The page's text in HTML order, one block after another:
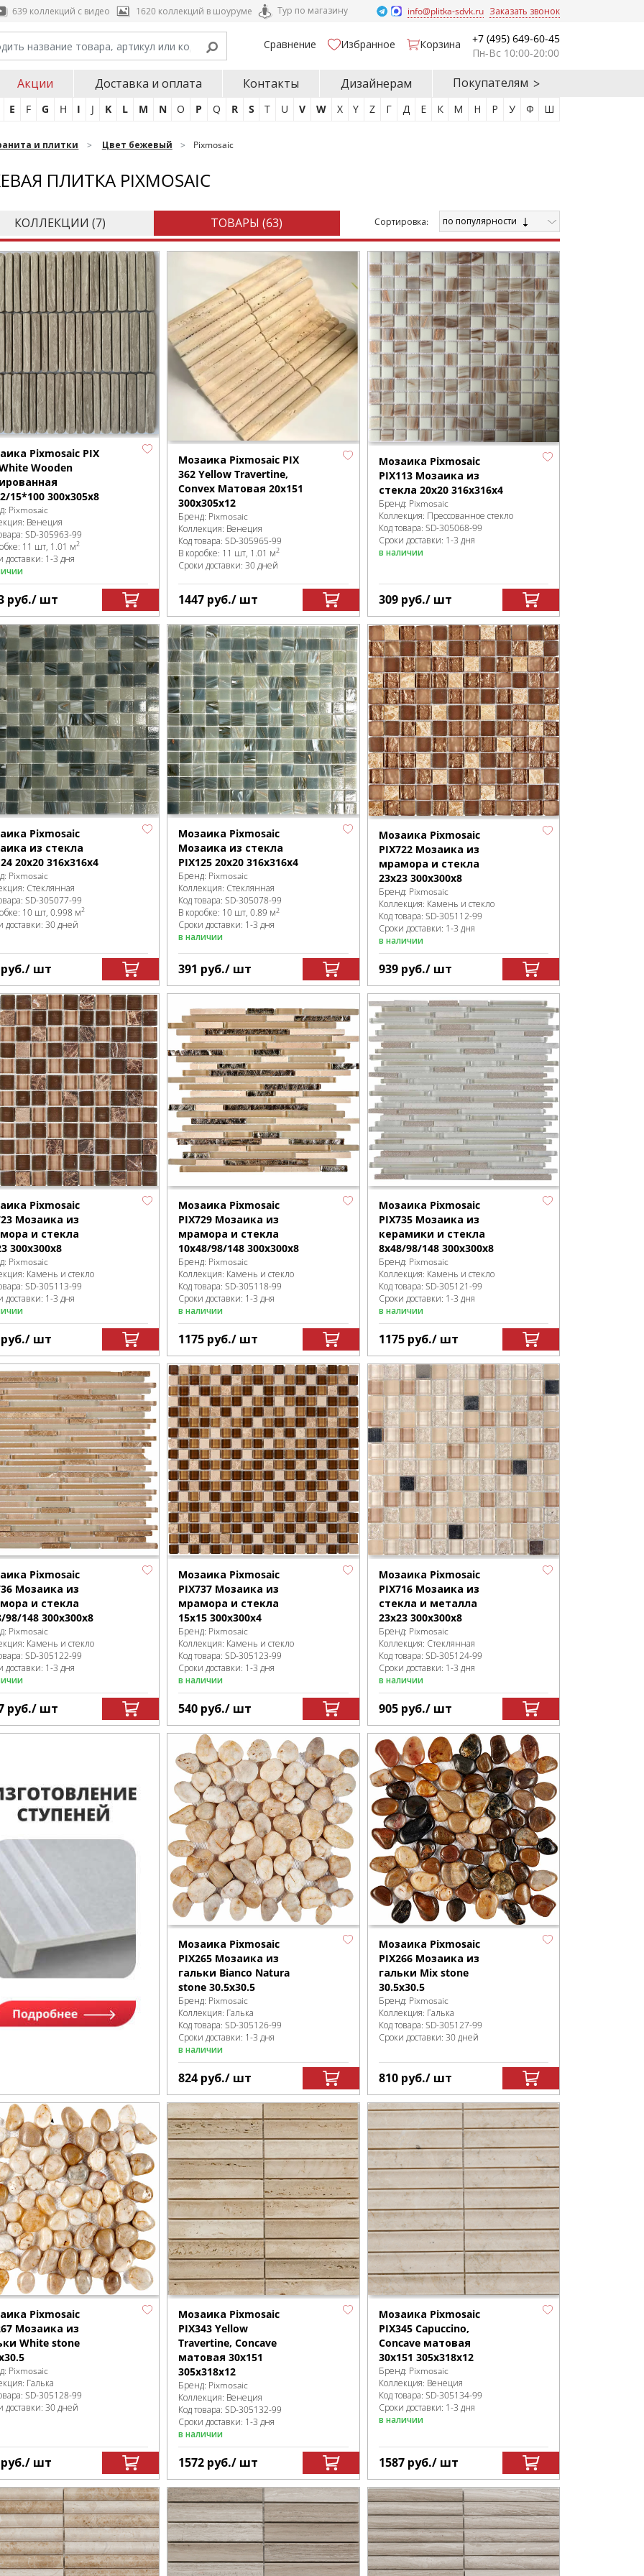
639 коллекций с видео 1620 коллекций в шоуруме Тур по магазину info@plitka-sdvk.ru Заказать звонок
Сравнение Избранное Корзина
+7 (495) 649-60-45
Пн-Вс 10:00-20:00
Акции Доставка и оплата Контакты Дизайнерам Покупателям
E F G H I J K L M N O P Q R S T U V W X Y Z Г Д Е К М Н Р У Ф Ш
и плитки Цвет бежевый Pixmosaic
ПЛИТКА PIXMOSAIC
КОЛЛЕКЦИИ (7) ТОВАРЫ (63) Cортировка: по популярности
Pixmosaic PIX
Wooden
15*100 300х305x8
Pixmosaic
Венеция
SD-305963-99
: 11 шт, 1.01 м2
доставки: 1-3 дня
руб./ шт
Мозаика Pixmosaic PIX
362 Yellow Travertine,
Convex Матовая 20х151
300х305х12
Бренд: Pixmosaic
Коллекция: Венеция
Код товара:SD-305965-99
В коробке: 11 шт, 1.01 м2
Сроки доставки: 30 дней
1447 руб./ шт
Мозаика Pixmosaic
PIX113 Мозаика из
стекла 20x20 316х316х4
Бренд: Pixmosaic
Коллекция: Прессованное стекло
Код товара: SD-305068-99
Сроки доставки: 1-3 дня
в наличии
309 руб./ шт
Pixmosaic
из стекла
20x20 316х316х4
Pixmosaic
Стеклянная
SD-305077-99
: 10 шт, 0.998 м2
доставки: 30 дней
руб./ шт
Мозаика Pixmosaic
Мозаика из стекла
PIX125 20x20 316х316х4
Бренд: Pixmosaic
Коллекция: Стеклянная
Код товара:SD-305078-99
В коробке: 10 шт, 0.89 м2
Сроки доставки: 1-3 дня
в наличии
391 руб./ шт
Мозаика Pixmosaic
PIX722 Мозаика из
мрамора и стекла
23x23 300х300x8
Бренд: Pixmosaic
Коллекция: Камень и стекло
Код товара: SD-305112-99
Сроки доставки: 1-3 дня
в наличии
939 руб./ шт
Pixmosaic
Мозаика из
и стекла
300х300x8
Pixmosaic
Камень и стекло
SD-305113-99
доставки: 1-3 дня
руб./ шт
Мозаика Pixmosaic
PIX729 Мозаика из
мрамора и стекла
10x48/98/148 300х300x8
Бренд: Pixmosaic
Коллекция: Камень и стекло
Код товара:SD-305118-99
Сроки доставки: 1-3 дня
в наличии
1175 руб./ шт
Мозаика Pixmosaic
PIX735 Мозаика из
керамики и стекла
8x48/98/148 300х300x8
Бренд: Pixmosaic
Коллекция: Камень и стекло
Код товара: SD-305121-99
Сроки доставки: 1-3 дня
в наличии
1175 руб./ шт
Pixmosaic
Мозаика из
и стекла
98/148 300х300x8
Pixmosaic
Камень и стекло
SD-305122-99
доставки: 1-3 дня
руб./ шт
Мозаика Pixmosaic
PIX737 Мозаика из
мрамора и стекла
15x15 300х300x4
Бренд: Pixmosaic
Коллекция: Камень и стекло
Код товара:SD-305123-99
Сроки доставки: 1-3 дня
в наличии
540 руб./ шт
Мозаика Pixmosaic
PIX716 Мозаика из
стекла и металла
23x23 300х300x8
Бренд: Pixmosaic
Коллекция: Стеклянная
Код товара: SD-305124-99
Сроки доставки: 1-3 дня
в наличии
905 руб./ шт
Мозаика Pixmosaic
PIX265 Мозаика из
гальки Bianco Natura
stone 30.5х30.5
Бренд: Pixmosaic
Коллекция: Галька
Код товара:SD-305126-99
Сроки доставки: 1-3 дня
в наличии
824 руб./ шт
Мозаика Pixmosaic
PIX266 Мозаика из
гальки Mix stone
30.5х30.5
Бренд: Pixmosaic
Коллекция: Галька
Код товара: SD-305127-99
Сроки доставки: 30 дней
810 руб./ шт
Pixmosaic
Мозаика из
White stone
Pixmosaic
Галька
SD-305128-99
доставки: 30 дней
руб./ шт
Мозаика Pixmosaic
PIX343 Yellow
Travertine, Concave
матовая 30х151
305х318х12
Бренд: Pixmosaic
Коллекция: Венеция
Код товара:SD-305132-99
Сроки доставки: 1-3 дня
в наличии
1572 руб./ шт
Мозаика Pixmosaic
PIX345 Capuccino,
Concave матовая
30х151 305х318х12
Бренд: Pixmosaic
Коллекция: Венеция
Код товара: SD-305134-99
Сроки доставки: 1-3 дня
в наличии
1587 руб./ шт